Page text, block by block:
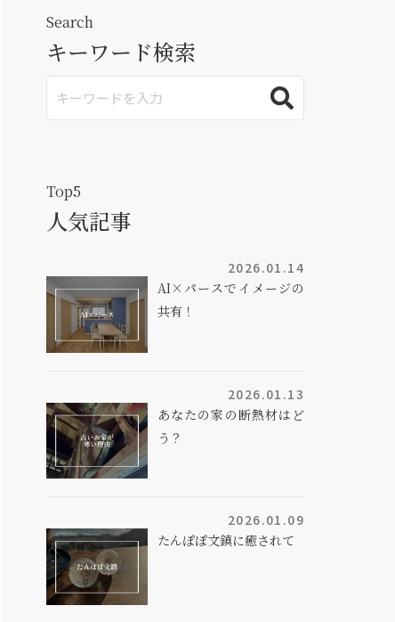
Search
キーワード検索
Top5
人気記事
2026.01.14
AI×パースでイメージの
共有！
2026.01.13
あなたの家の断熱材はど
う？
2026.01.09
たんぽぽ文鎮に癒されて